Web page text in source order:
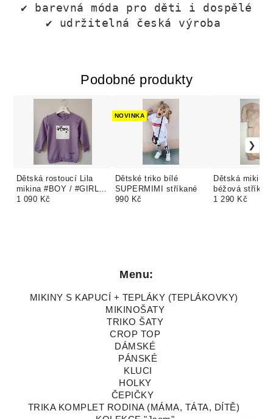
✔
barevná móda pro děti i dospělé
✔ udržitelná česká výroba
Podobné produkty
Dětská rostoucí Lila
mikina #BOY / #GIRL
čtverec
1 090 Kč
Dětské triko bílé
SUPERMIMI stříkané
NOVINKA
990 Kč
Dětská mikina
béžová
1 290 Kč
Menu:
MIKINY S KAPUCÍ + TEPLÁKY (TEPLÁKOVKY)
MIKINOŠATY
TRIKO ŠATY
CROP TOP
DÁMSKÉ
PÁNSKÉ
KLUCI
HOLKY
ČEPIČKY
TRIKA KOMPLET RODINA (MÁMA, TÁTA, DÍTĚ)